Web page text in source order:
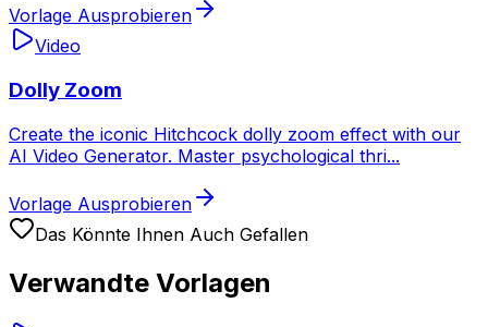
Vorlage Ausprobieren
Video
Dolly Zoom
Create the iconic Hitchcock dolly zoom effect with our
AI Video Generator. Master psychological thri...
Vorlage Ausprobieren
Das Könnte Ihnen Auch Gefallen
Verwandte Vorlagen